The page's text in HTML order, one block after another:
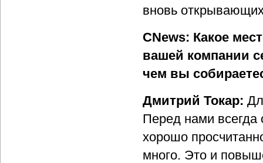
вновь
CNews: Какое
вашей компании
чем вы
Дмитрий Токар:
Перед нами всегда
хорошо
много. Это и